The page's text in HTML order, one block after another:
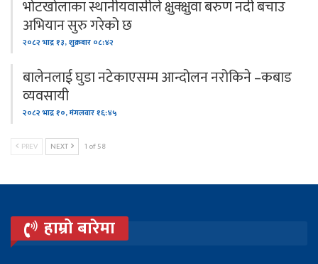
भोटखोलाका स्थानीयवासीले क्षुक्क्षुवा बरुण नदी बचाउ
अभियान सुरु गरेको छ
२०८२ भाद्र १३, शुक्रबार ०८:४२
बालेनलाई घुडा नटेकाएसम्म आन्दोलन नरोकिने –कबाड
व्यवसायी
२०८२ भाद्र १०, मंगलवार १६:४५
PREV NEXT 1 of 58
हाम्रो बारेमा